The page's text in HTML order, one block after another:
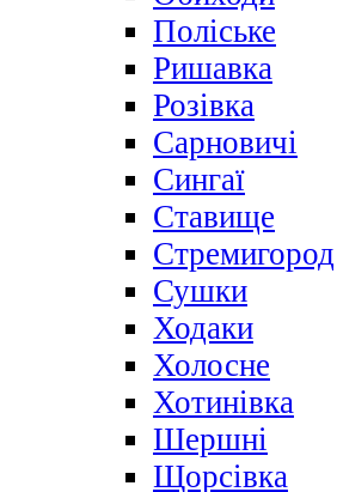
Поліське
Ришавка
Розівка
Сарновичі
Сингаї
Ставище
Стремигород
Сушки
Ходаки
Холосне
Хотинівка
Шершні
Щорсівка